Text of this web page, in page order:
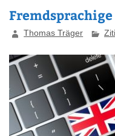
Thomas Träger